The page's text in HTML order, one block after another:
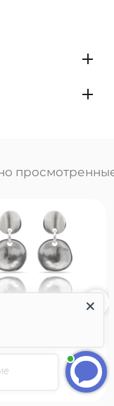
руб.